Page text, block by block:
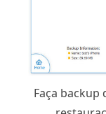
Faça